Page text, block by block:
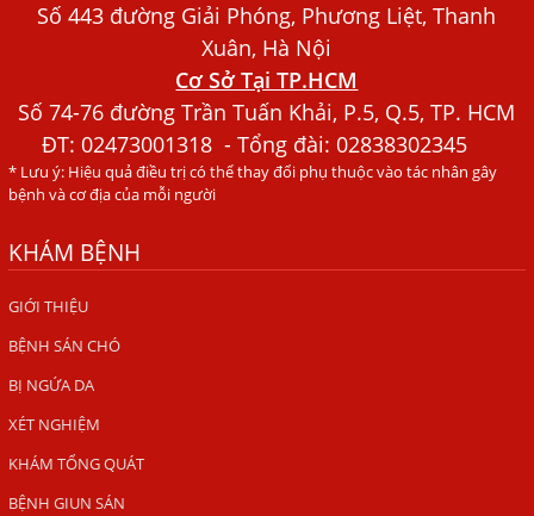
Người Đàn Ông Phát Ban Mẩn Đỏ Khắp Người, Sau Ba
Tháng Mới Tìm Ra Nguyên Nhân
Đau Mắt Đỏ, Nguyên Nhân Và Cách Điều Trị
HÀ NỘI – PHÁT BAN MẨN ĐỎ KHẮP NGƯỜI, ĐI KHÁM
PHÁT HIỆN NHIỄM KÝ SINH TRÙNG
TỔNG QUAN VỀ KÉM HẤP THU THỨC ĂN
HÀ NỘI – NHIỄM BA LOẠI KÝ SINH TRÙNG DO THÓI QUEN
ĂN MỘT MÓN ĂN SÁNG
ẤU TRÙNG SÁN CHÓ DI CHUYỂN QUA DA GÂY NGỨA
VIÊM DA ĐỒNG TIỀN
Tại sao khám bệnh viện da liễu nhiều năm không hết
ngứa?
Số 443 đường Giải Phóng, Phương Liệt, Thanh
Xuân, Hà Nội
Cơ Sở Tại TP.HCM
Số 74-76 đường Trần Tuấn Khải, P.5, Q.5, TP. HCM
ĐT:02473001318 - Tổng đài: 02838302345
* Lưu ý: Hiệu quả điều trị có thể thay đổi phụ thuộc vào tác nhân gây
bệnh và cơ địa của mỗi người
KHÁM BỆNH
GIỚI THIỆU
BỆNH SÁN CHÓ
BỊ NGỨA DA
XÉT NGHIỆM
KHÁM TỔNG QUÁT
BỆNH GIUN SÁN